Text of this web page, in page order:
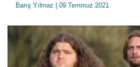
Barış Yılmaz | 09 Temmuz 2021